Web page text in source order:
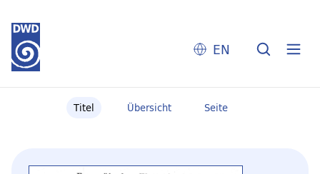
EN
Titel Übersicht Seite